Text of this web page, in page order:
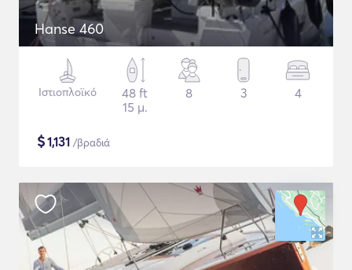
Hanse 460
Ιστιοπλοϊκό
48 ft
15 μ.
8 3 4
$1,131 /βραδιά